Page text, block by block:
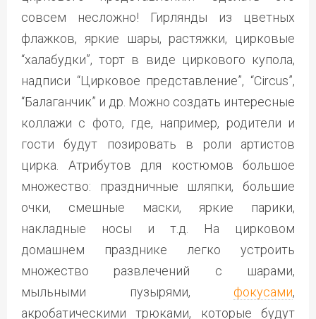
совсем несложно! Гирлянды из цветных
флажков, яркие шары, растяжки, цирковые
“халабудки”, торт в виде циркового купола,
надписи “Цирковое представление”, “Circus”,
“Балаганчик” и др. Можно создать интересные
коллажи с фото, где, например, родители и
гости будут позировать в роли артистов
цирка. Атрибутов для костюмов большое
множество: праздничные шляпки, большие
очки, смешные маски, яркие парики,
накладные носы и т.д. На цирковом
домашнем празднике легко устроить
множество развлечений с шарами,
мыльными пузырями, фокусами,
акробатическими трюками, которые будут